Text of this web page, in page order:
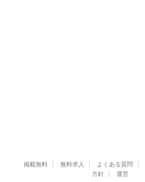
掲載無料 無料求人 よくある質問
方針
運営